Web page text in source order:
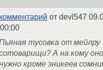
комментарий от devl547
тусовка от мейлру
А на кому
кроме эникеев